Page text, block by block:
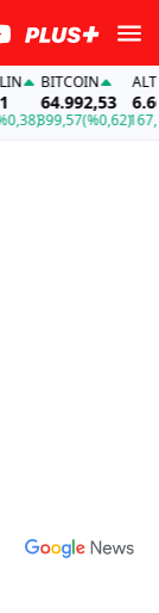
BITCOIN
64.992,53
399,57(%0,62)
ALTIN
167,96